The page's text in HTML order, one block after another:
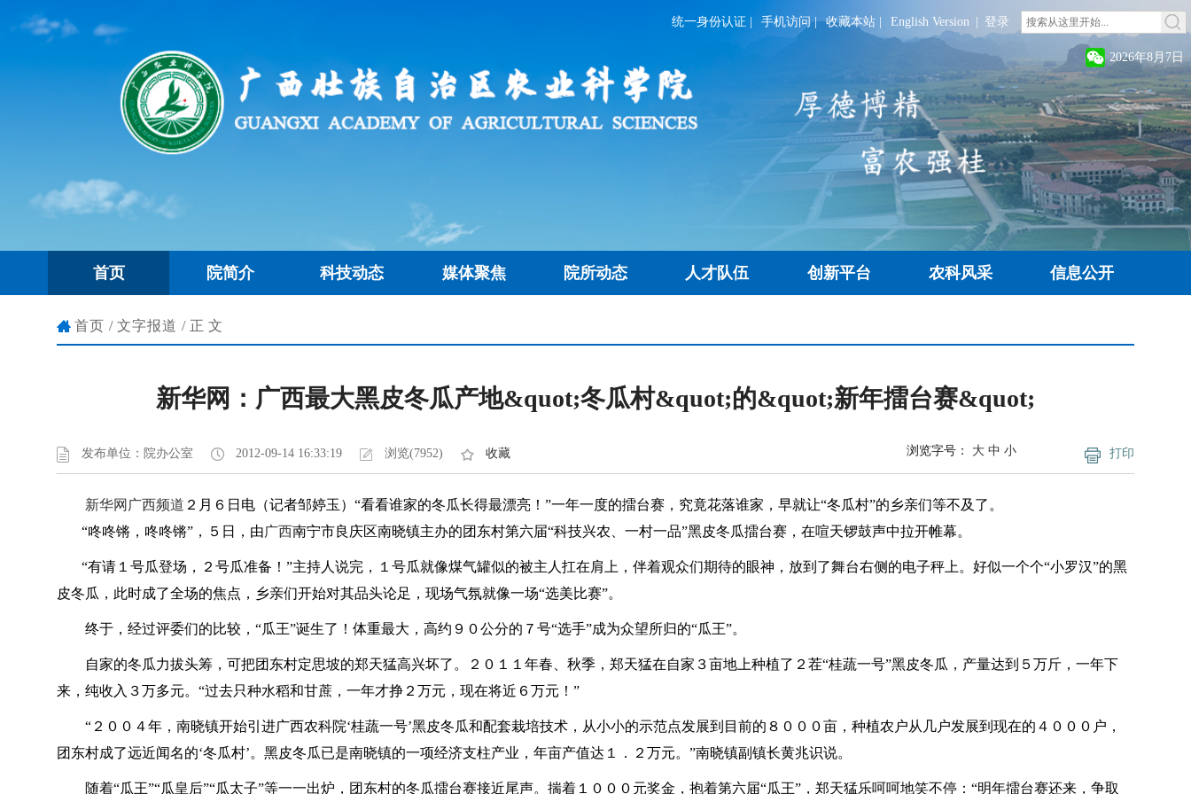
统一身份认证 手机访问| 收藏本站 English Version 登录
2026年8月7日
首页 院简介 科技动态 媒体聚焦 院所动态 人才队伍 创新平台 农科风采 信息公开
首页 / 文字报道 /正文
新华网：广西最大黑皮冬瓜产地&quot;冬瓜村&quot;的&quot;新年擂台赛&quot;
发布单位：院办公室 2012-09-14 16:33:19 浏览(7952) 收藏 打印
浏览字号： 大 中 小
新华网广西频道 ２月６日电（记者邹婷玉）“看看谁家的冬瓜长得最漂亮！”一年一度的擂台赛，究竟花落谁家，早就让“冬瓜村”的乡亲们等不及了。
“咚咚锵，咚咚锵”，５日，由广西南宁市良庆区南晓镇主办的团东村第六届“科技兴农、一村一品”黑皮冬瓜擂台赛，在喧天锣鼓声中拉开帷幕。
“有请１号瓜登场，２号瓜准备！”主持人说完，１号瓜就像煤气罐似的被主人扛在肩上，伴着观众们期待的眼神，放到了舞台右侧的电子秤上。好似一个个“小罗汉”的黑
皮冬瓜，此时成了全场的焦点，乡亲们开始对其品头论足，现场气氛就像一场“选美比赛”。
终于，经过评委们的比较，“瓜王”诞生了！体重最大，高约９０公分的７号“选手”成为众望所归的“瓜王”。
自家的冬瓜力拔头筹，可把团东村定思坡的郑天猛高兴坏了。２０１１年春、秋季，郑天猛在自家３亩地上种植了２茬“桂蔬一号”黑皮冬瓜，产量达到５万斤，一年下
来，纯收入３万多元。“过去只种水稻和甘蔗，一年才挣２万元，现在将近６万元！”
“２００４年，南晓镇开始引进广西农科院‘桂蔬一号’黑皮冬瓜和配套栽培技术，从小小的示范点发展到目前的８０００亩，种植农户从几户发展到现在的４０００户，
团东村成了远近闻名的‘冬瓜村’。黑皮冬瓜已是南晓镇的一项经济支柱产业，年亩产值达１．２万元。”南晓镇副镇长黄兆识说。
随着“瓜王”“瓜皇后”“瓜太子”等一一出炉，团东村的冬瓜擂台赛接近尾声。揣着１０００元奖金，抱着第六届“瓜王”，郑天猛乐呵呵地笑不停：“明年擂台赛还来，争取